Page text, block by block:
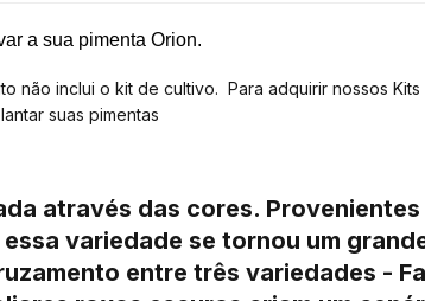
a sua pimenta Orion.
não inclui o kit de cultivo. Para adquirir nossos
suas pimentas
através das cores.
variedade se tornou um
entre três variedades -